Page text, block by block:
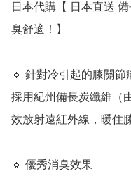
日本代購【 日本直送
臭舒適！】
🔹 針對冷引起的膝關節
採用紀州備長炭纖維（
效放射遠紅外線，暖住
🔹 優秀消臭效果